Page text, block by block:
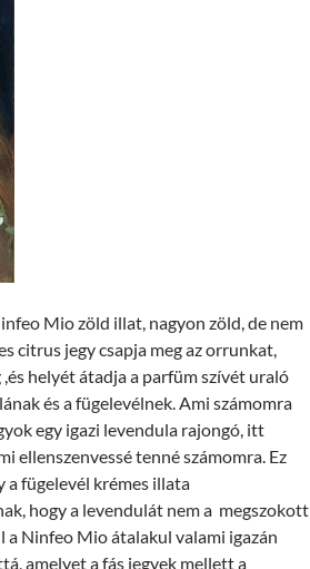
Mio zöld illat, nagyon zöld, de nem
citrus jegy csapja meg az orrunkat,
helyét átadja a parfüm szívét uraló
és a fügelevélnek. Ami számomra
egy igazi levendula rajongó, itt
ellenszenvessé tenné számomra. Ez
a fügelevél krémes illata
hogy a levendulát nem a megszokott
a Ninfeo Mio átalakul valami igazán
amelyet a fás jegyek mellett a